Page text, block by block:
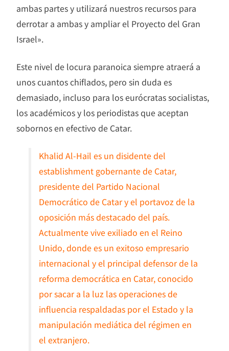
ambas partes y utilizará nuestros recursos para
derrotar a ambas y ampliar el Proyecto del Gran
Israel».
Este nivel de locura paranoica siempre atraerá a
unos cuantos chiflados, pero sin duda es
demasiado, incluso para los eurócratas socialistas,
los académicos y los periodistas que aceptan
sobornos en efectivo de Catar.
Khalid Al-Hail es un disidente del
establishment gobernante de Catar,
presidente del Partido Nacional
Democrático de Catar y el portavoz de la
oposición más destacado del país.
Actualmente vive exiliado en el Reino
Unido, donde es un exitoso empresario
internacional y el principal defensor de la
reforma democrática en Catar, conocido
por sacar a la luz las operaciones de
influencia respaldadas por el Estado y la
manipulación mediática del régimen en
el extranjero.